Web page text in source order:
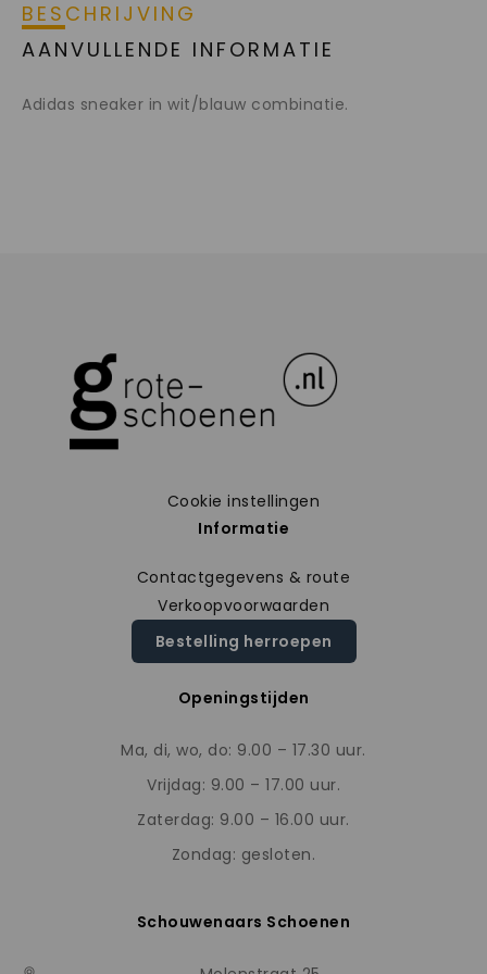
BESCHRIJVING
AANVULLENDE INFORMATIE
Adidas sneaker in wit/blauw combinatie.
Cookie instellingen
Informatie
Contactgegevens & route
Verkoopvoorwaarden
Bestelling herroepen
Openingstijden
Ma, di, wo, do: 9.00 – 17.30 uur.
Vrijdag: 9.00 – 17.00 uur.
Zaterdag: 9.00 – 16.00 uur.
Zondag: gesloten.
Schouwenaars Schoenen